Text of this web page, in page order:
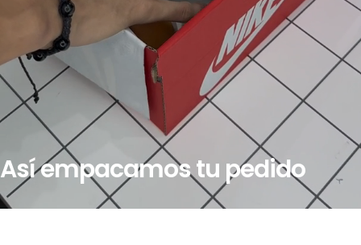
Así empacamos tu pedido